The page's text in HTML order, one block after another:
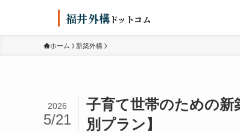
福井外構 ドットコム
ホーム 新築外構
子育て世帯のための新
別プラン】
2026
5/21